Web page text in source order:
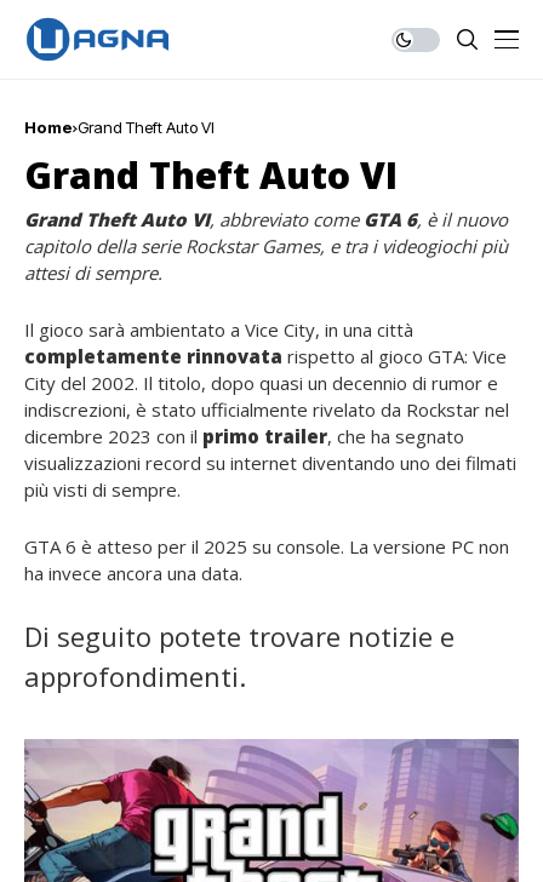
Home Grand Theft Auto VI
Grand Theft Auto VI
Grand Theft Auto VI, abbreviato come GTA 6, è il nuovo
capitolo della serie Rockstar Games, e tra i videogiochi più
attesi di sempre.
Il gioco sarà ambientato a Vice City, in una città
completamente rinnovata rispetto al gioco GTA: Vice
City del 2002. Il titolo, dopo quasi un decennio di rumor e
indiscrezioni, è stato ufficialmente rivelato da Rockstar nel
dicembre 2023 con il primo trailer, che ha segnato
visualizzazioni record su internet diventando uno dei filmati
più visti di sempre.
GTA 6 è atteso per il 2025 su console. La versione PC non
ha invece ancora una data.
Di seguito potete trovare notizie e
approfondimenti.